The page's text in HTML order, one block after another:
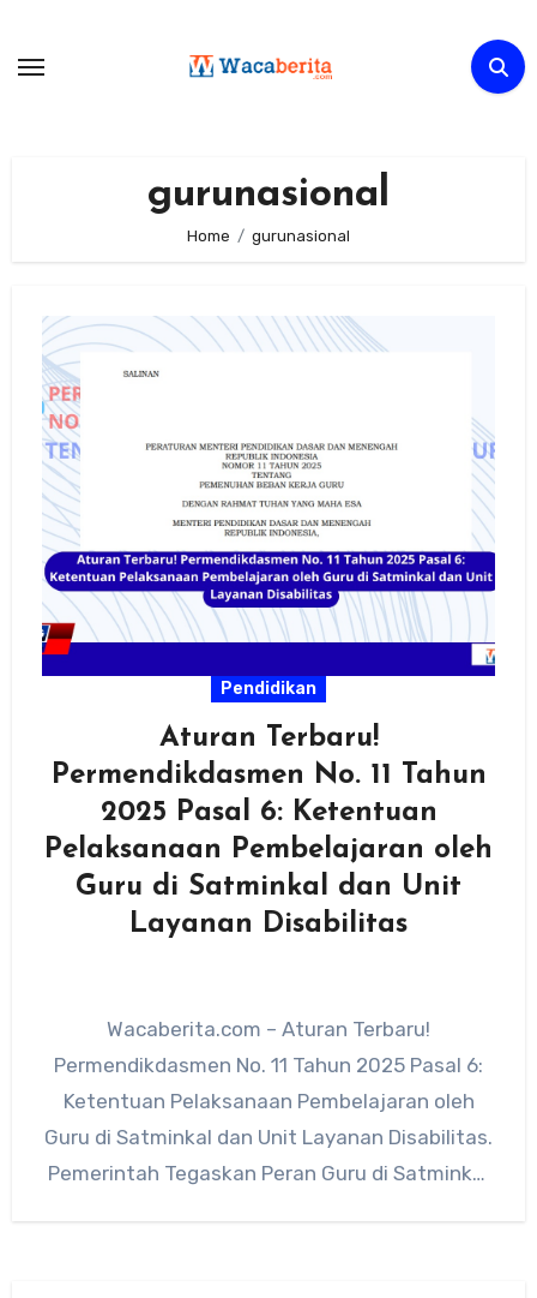
content
gurunasional
Home gurunasional
Pendidikan
Aturan Terbaru!
Permendikdasmen No. 11 Tahun
2025 Pasal 6: Ketentuan
Pelaksanaan Pembelajaran oleh
Guru di Satminkal dan Unit
Layanan Disabilitas
Wacaberita.com – Aturan Terbaru!
Permendikdasmen No. 11 Tahun 2025 Pasal 6:
Ketentuan Pelaksanaan Pembelajaran oleh
Guru di Satminkal dan Unit Layanan Disabilitas.
Pemerintah Tegaskan Peran Guru di Satminkal